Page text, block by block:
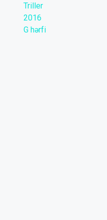
Triller
2016
G hərfi